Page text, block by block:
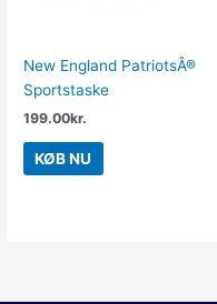
New England PatriotsÂ®
Sportstaske
199.00kr.
KØB NU